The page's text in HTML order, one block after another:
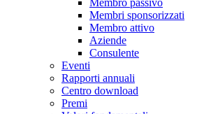
Membro passivo
Membri sponsorizzati
Membro attivo
Aziende
Consulente
Eventi
Rapporti annuali
Centro download
Premi